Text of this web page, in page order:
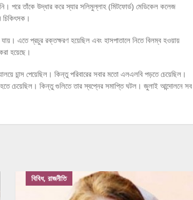
পরে তাঁকে উদ্ধার করে স্যার সলিমুল্লাহ (মিটফোর্ড) মেডিকেল কলেজ
চিকিৎসক।
যায়। এতে প্রচুর রক্তক্ষরণ হয়েছিল এবং হাসপাতালে নিতে বিলম্ব হওয়ায়
হয়েছে।
চান্স পেয়েছিল। কিন্তু পরিবারের সবার মতো এলএলবি পড়তে চেয়েছিল।
চেয়েছিল। কিন্তু গুলিতে তার স্বপ্নের সমাপ্তি ঘটল। জুলাই আন্দোলনে সব
বিবিধ, রাজনীতি